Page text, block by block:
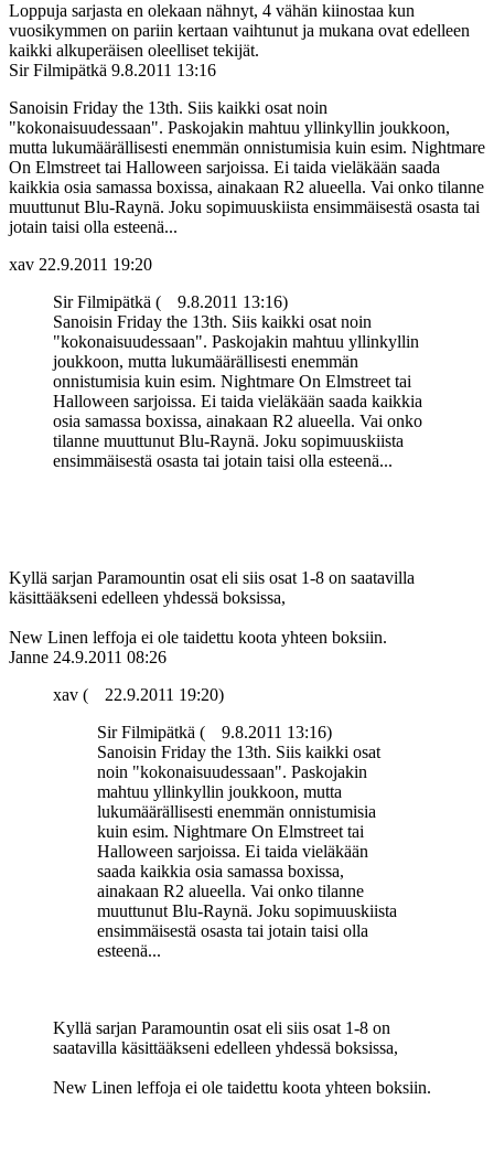
Loppuja sarjasta en olekaan nähnyt, 4 vähän kiinostaa kun
vuosikymmen on pariin kertaan vaihtunut ja mukana ovat edelleen
kaikki alkuperäisen oleelliset tekijät.
Sir Filmipätkä 9.8.2011 13:16
Sanoisin Friday the 13th. Siis kaikki osat noin
"kokonaisuudessaan". Paskojakin mahtuu yllinkyllin joukkoon,
mutta lukumäärällisesti enemmän onnistumisia kuin esim. Nightmare
On Elmstreet tai Halloween sarjoissa. Ei taida vieläkään saada
kaikkia osia samassa boxissa, ainakaan R2 alueella. Vai onko tilanne
muuttunut Blu-Raynä. Joku sopimuuskiista ensimmäisestä osasta tai
jotain taisi olla esteenä...
xav 22.9.2011 19:20
Sir Filmipätkä (
9.8.2011 13:16)
Sanoisin Friday the 13th. Siis kaikki osat noin
"kokonaisuudessaan". Paskojakin mahtuu yllinkyllin
joukkoon, mutta lukumäärällisesti enemmän
onnistumisia kuin esim. Nightmare On Elmstreet tai
Halloween sarjoissa. Ei taida vieläkään saada kaikkia
osia samassa boxissa, ainakaan R2 alueella. Vai onko
tilanne muuttunut Blu-Raynä. Joku sopimuuskiista
ensimmäisestä osasta tai jotain taisi olla esteenä...
Kyllä sarjan Paramountin osat eli siis osat 1-8 on saatavilla
käsittääkseni edelleen yhdessä boksissa,
New Linen leffoja ei ole taidettu koota yhteen boksiin.
Janne 24.9.2011 08:26
xav (
22.9.2011 19:20)
Sir Filmipätkä (
9.8.2011 13:16)
Sanoisin Friday the 13th. Siis kaikki osat
noin "kokonaisuudessaan". Paskojakin
mahtuu yllinkyllin joukkoon, mutta
lukumäärällisesti enemmän onnistumisia
kuin esim. Nightmare On Elmstreet tai
Halloween sarjoissa. Ei taida vieläkään
saada kaikkia osia samassa boxissa,
ainakaan R2 alueella. Vai onko tilanne
muuttunut Blu-Raynä. Joku sopimuuskiista
ensimmäisestä osasta tai jotain taisi olla
esteenä...
Kyllä sarjan Paramountin osat eli siis osat 1-8 on
saatavilla käsittääkseni edelleen yhdessä boksissa,
New Linen leffoja ei ole taidettu koota yhteen boksiin.